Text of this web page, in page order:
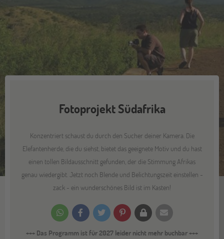
Fotoprojekt Südafrika
Konzentriert schaust du durch den Sucher deiner Kamera. Die
Elefantenherde, die du siehst, bietet das geeignete Motiv und du hast
einen tollen Bildausschnitt gefunden, der die Stimmung Afrikas
genau wiedergibt. Jetzt noch Blende und Belichtungszeit einstellen -
zack - ein wunderschönes Bild ist im Kasten!
+++ Das Programm ist für 2027 leider nicht mehr buchbar +++